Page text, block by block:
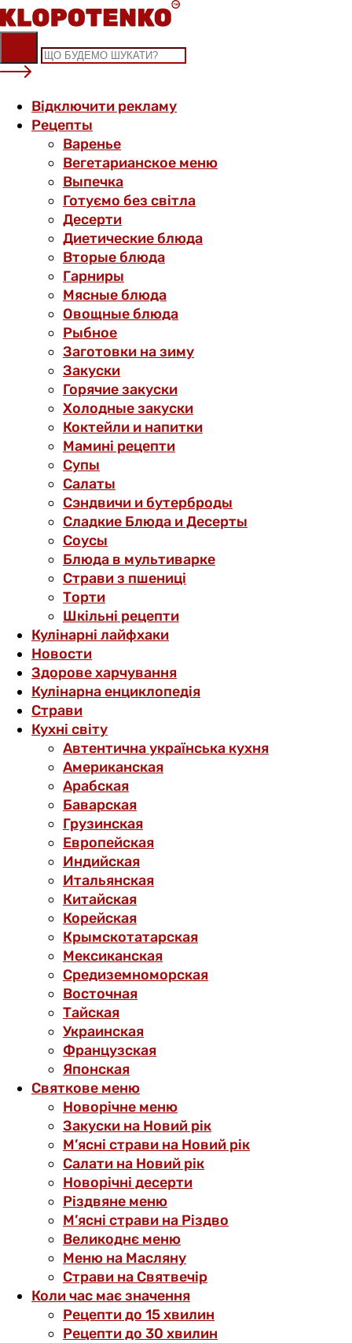
Skip
to
content
Відключити рекламу
Рецепты
Варенье
Вегетарианское меню
Выпечка
Готуємо без світла
Десерти
Диетические блюда
Вторые блюда
Гарниры
Мясные блюда
Овощные блюда
Рыбное
Заготовки на зиму
Закуски
Горячие закуски
Холодные закуски
Коктейли и напитки
Мамині рецепти
Супы
Салаты
Сэндвичи и бутерброды
Сладкие Блюда и Десерты
Соусы
Блюда в мультиварке
Страви з пшениці
Торти
Шкільні рецепти
Кулінарні лайфхаки
Новости
Здорове харчування
Кулінарна енциклопедія
Страви
Кухні світу
Автентична українська кухня
Американская
Арабская
Баварская
Грузинская
Европейская
Индийская
Итальянская
Китайская
Корейская
Крымскотатарская
Мексиканская
Средиземноморская
Восточная
Тайская
Украинская
Французская
Японская
Святкове меню
Новорічне меню
Закуски на Новий рік
М’ясні страви на Новий рік
Салати на Новий рік
Новорічні десерти
Різдвяне меню
М’ясні страви на Різдво
Великоднє меню
Меню на Масляну
Страви на Святвечір
Коли час має значення
Рецепти до 15 хвилин
Рецепти до 30 хвилин